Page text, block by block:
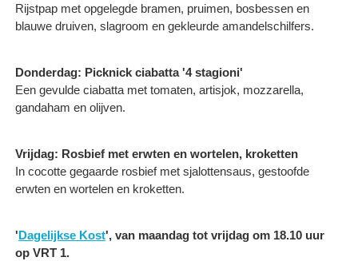
Rijstpap met opgelegde bramen, pruimen, bosbessen en
blauwe druiven, slagroom en gekleurde amandelschilfers.
Donderdag: Picknick ciabatta '4 stagioni'
Een gevulde ciabatta met tomaten, artisjok, mozzarella,
gandaham en olijven.
Vrijdag: Rosbief met erwten en wortelen, kroketten
In cocotte gegaarde rosbief met sjalottensaus, gestoofde
erwten en wortelen en kroketten.
'Dagelijkse Kost', van maandag tot vrijdag om 18.10 uur
op VRT 1.